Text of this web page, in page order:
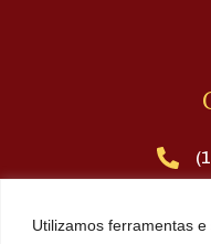
Utilizamos ferramentas
Avenida Brasil,